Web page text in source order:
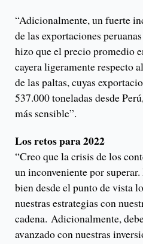
“Adicionalmente, un fuerte
de las exportaciones
hizo que el precio promedio
cayera ligeramente respecto
de las paltas, cuyas
537.000 toneladas desde
más sensible”.
Los retos para 2022
“Creo que la crisis de los
un inconveniente por
bien desde el punto de vista
nuestras estrategias con
cadena. Adicionalmente,
avanzado con nuestras